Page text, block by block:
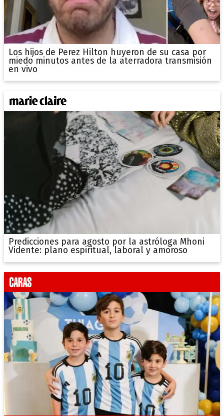
Los hijos de Perez Hilton huyeron de su casa por
miedo minutos antes de la aterradora transmisión
en vivo
Predicciones para agosto por la astróloga Mhoni
Vidente: plano espiritual, laboral y amoroso